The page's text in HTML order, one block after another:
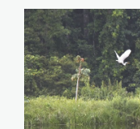
man09